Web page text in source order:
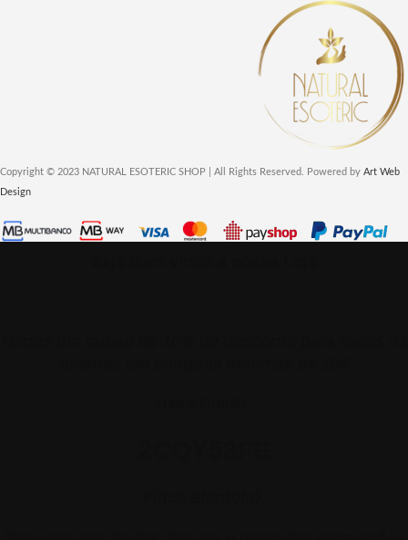
Copyright © 2023 NATURAL ESOTERIC SHOP | All Rights Reserved. Powered by Art Web
Design